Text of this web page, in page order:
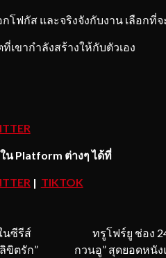
กโฟกัส และจริงจังกับงาน เลือกที่
เขากำลังสร้างให้กับตัวเอง
น Platform ต่างๆ ได้ที่
| TIKTOK
นซีรีส์
ขิตรัก”
ทรูโฟร์ยู ช่อง
กวนอู” สุดยอดหนั